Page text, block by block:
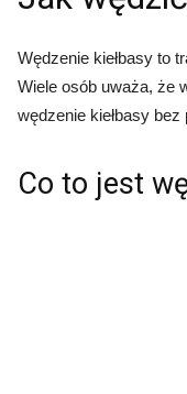
Wędzenie kiełbasy to
Wiele osób uważa, że
wędzenie kiełbasy
Co to jest